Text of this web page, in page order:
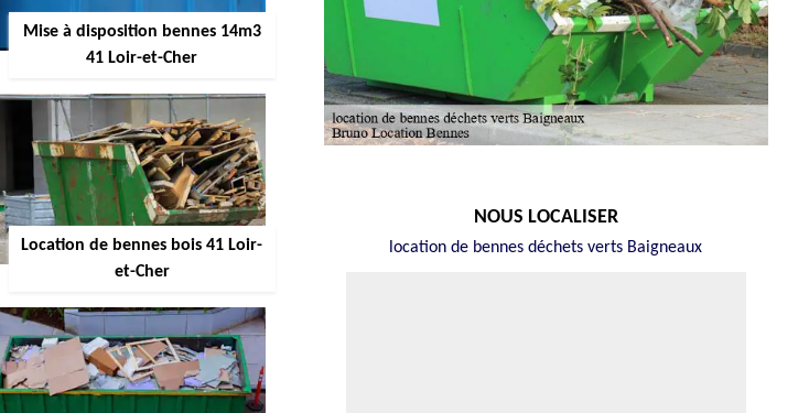
Mise à disposition bennes 14m3
41 Loir-et-Cher
Location de bennes bois 41 Loir-
et-Cher
NOUS LOCALISER
location de bennes déchets verts Baigneaux